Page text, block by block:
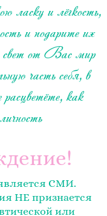
и лёгкость,
и подарите их
от Вас мир
часть себя, в
как
СМИ.
НЕ признается
или